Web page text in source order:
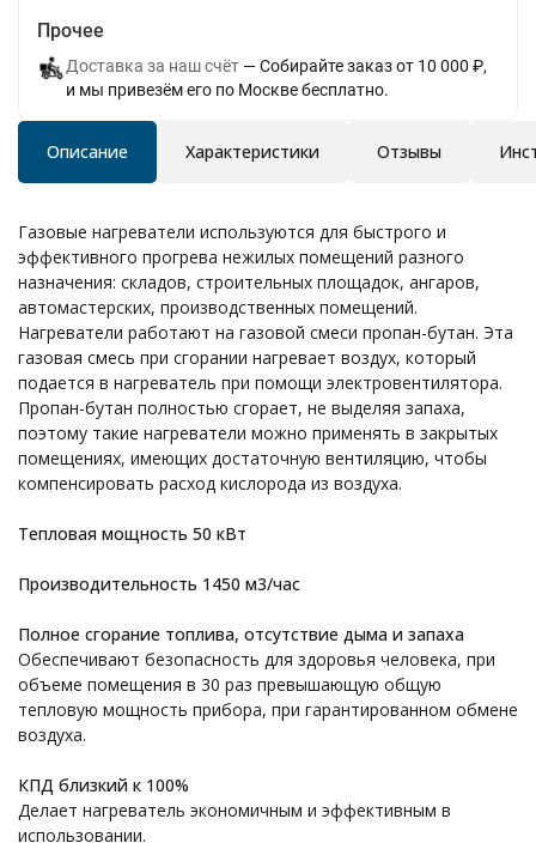
Прочее
Доставка за наш счёт
Собирайте заказ от 10 000 ₽,
и мы привезём его по Москве бесплатно.
Описание Характеристики Отзывы
Газовые нагреватели используются для быстрого и
эффективного прогрева нежилых помещений разного
назначения: складов, строительных площадок, ангаров,
автомастерских, производственных помещений.
Нагреватели работают на газовой смеси пропан-бутан. Эта
газовая смесь при сгорании нагревает воздух, который
подается в нагреватель при помощи электровентилятора.
Пропан-бутан полностью сгорает, не выделяя запаха,
поэтому такие нагреватели можно применять в закрытых
помещениях, имеющих достаточную вентиляцию, чтобы
компенсировать расход кислорода из воздуха.
Тепловая мощность 50 кВт
Производительность 1450 м3/час
Полное сгорание топлива, отсутствие дыма и запаха
Обеспечивают безопасность для здоровья человека, при
объеме помещения в 30 раз превышающую общую
тепловую мощность прибора, при гарантированном обмене
воздуха.
КПД близкий к 100%
Делает нагреватель экономичным и эффективным в
использовании.